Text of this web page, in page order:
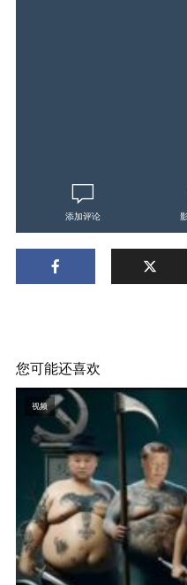
添加评论
您可能还喜欢
视频